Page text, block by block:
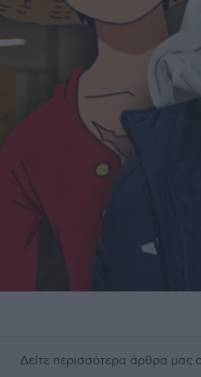
Δείτε περισσότερα άρθρα μας